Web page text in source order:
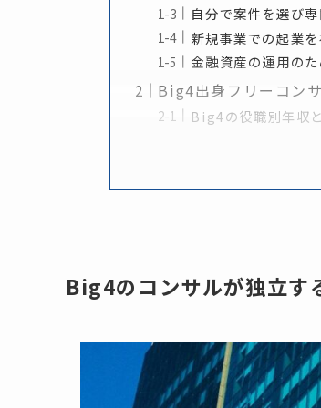
自分で案件を選び
新規事業での起業
金融資産の運用のた
Big4出身フリーコン
Big4の役職別年収
Big4のコンサルが独立す